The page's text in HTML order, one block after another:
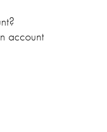
account